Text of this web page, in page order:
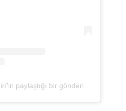
'in paylaştığı bir gönderi